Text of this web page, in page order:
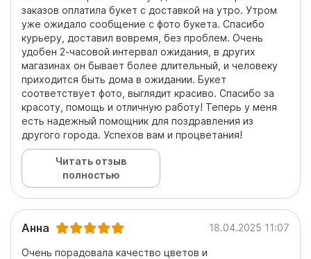
заказов оплатила букет с доставкой на утро. Утром
уже ожидало сообщение с фото букета. Спасибо
курьеру, доставил вовремя, без проблем. Очень
удобен 2-часовой интервал ожидания, в других
магазинах он бывает более длительный, и человеку
приходится быть дома в ожидании. Букет
соответствует фото, выглядит красиво. Спасибо за
красоту, помощь и отличную работу! Теперь у меня
есть надежный помощник для поздравления из
другого города. Успехов вам и процветания!
Читать отзыв
полностью
Анна 18.04.2025 11:07
Очень порадовала качество цветов и